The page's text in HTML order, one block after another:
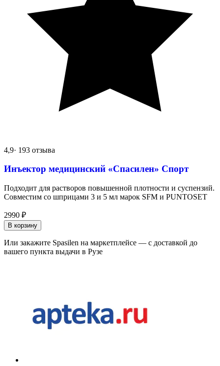
4,9· 193 отзыва
Инъектор медицинский «Спасилен» Спорт
Подходит для растворов повышенной плотности и суспензий.
Совместим со шприцами 3 и 5 мл марок SFM и PUNTOSET
2990 ₽
В корзину
Или закажите Spasilen на маркетплейсе — с доставкой до
вашего пункта выдачи в Рузе